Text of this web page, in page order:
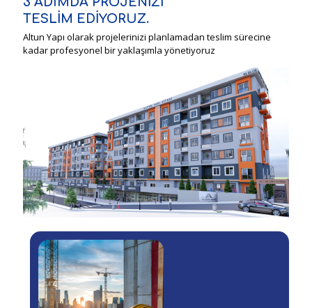
TESLİM EDİYORUZ.
Altun Yapı olarak projelerinizi planlamadan teslim sürecine
kadar profesyonel bir yaklaşımla yönetiyoruz